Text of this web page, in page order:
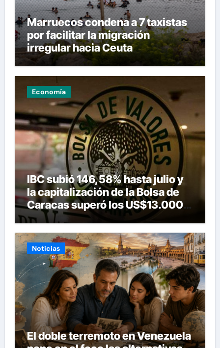
Marruecos condena a 7 taxistas
por facilitar la migración
irregular hacia Ceuta
Economía
IBC subió 146,58% hasta julio y
la capitalización de la Bolsa de
Caracas superó los US$13.000
millones
Noticias
El doble terremoto en Venezuela